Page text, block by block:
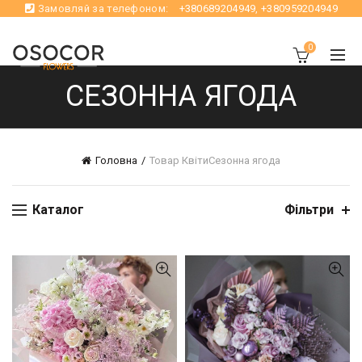
Замовляй за телефоном: +380689204949,+380959204949
0
СЕЗОННА ЯГОДА
Головна Товар КвітиСезонна ягода
Каталог Фільтри